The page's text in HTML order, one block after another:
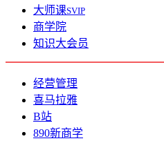
大师课SVIP
商学院
知识大会员
经营管理
喜马拉雅
B站
890新商学